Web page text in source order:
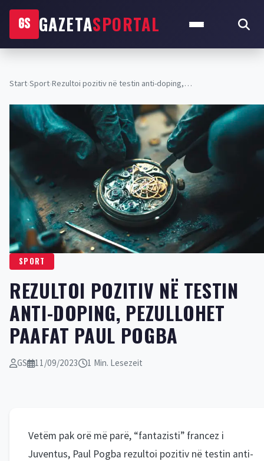
GS GAZETASPORTAL
Start›Sport›Rezultoi pozitiv në testin anti-doping,…
SPORT
REZULTOI POZITIV NË TESTIN
ANTI-DOPING, PEZULLOHET
PAAFAT PAUL POGBA
GS 11/09/2023 1 Min. Lesezeit
Vetëm pak orë më parë, “fantazisti” francez i
Juventus, Paul Pogba rezultoi pozitiv në testin anti-